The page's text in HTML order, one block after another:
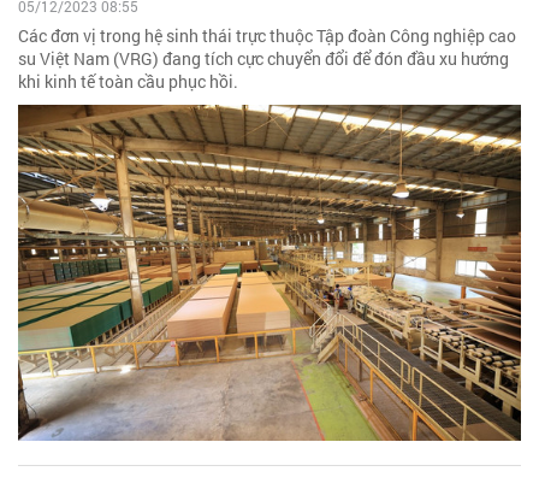
05/12/2023 08:55
Các đơn vị trong hệ sinh thái trực thuộc Tập đoàn Công nghiệp cao
su Việt Nam (VRG) đang tích cực chuyển đổi để đón đầu xu hướng
khi kinh tế toàn cầu phục hồi.